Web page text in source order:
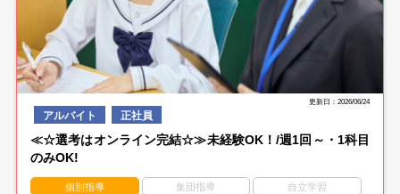
更新日：2026/06/24
アルバイト 正社員
≪☆選考はオンライン完結☆≫未経験OK！/週1回～・1科目
のみOK!
個別指導 集団指導 自立学習